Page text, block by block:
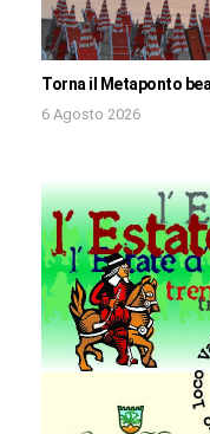
Torna il Metaponto
6 Agosto 2026